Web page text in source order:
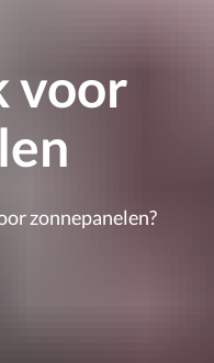
voor
zonnepanelen?